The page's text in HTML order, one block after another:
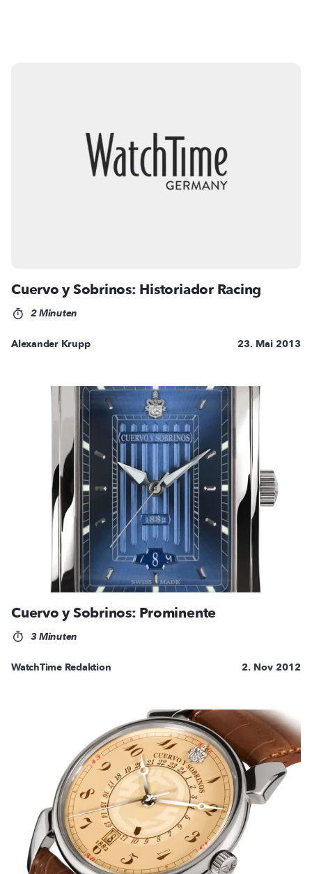
Cuervo y Sobrinos: Historiador Racing
2 Minuten
Alexander Krupp 23. Mai 2013
Cuervo y Sobrinos: Prominente
3 Minuten
WatchTime Redaktion 2. Nov 2012